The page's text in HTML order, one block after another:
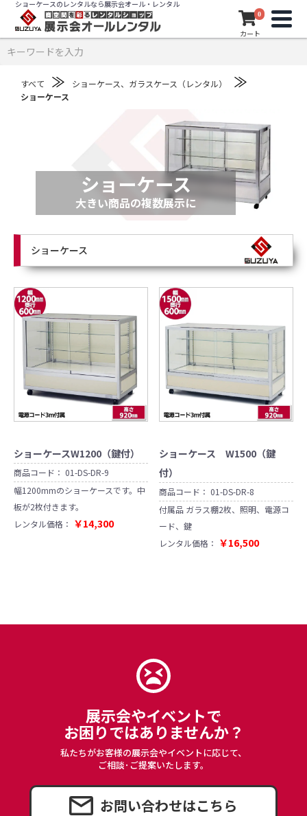
ショーケースのレンタルなら展示会オール・レンタル
0
カート
すべて ≫ ショーケース、ガラスケース（レンタル） ≫
ショーケース
ショーケース
大きい商品の複数展示に
ショーケース
ショーケースW1200（鍵付）
商品コード： 01-DS-DR-9
幅1200mmのショーケースです。中
板が2枚付きます。
レンタル価格： ￥14,300
ショーケース W1500（鍵
付）
商品コード： 01-DS-DR-8
付属品 ガラス棚2枚、照明、電源コ
ード、鍵
レンタル価格： ￥16,500
展示会やイベントで
お困りではありませんか？
私たちがお客様の展示会やイベントに応じて、
ご相談･ご提案いたします。
お問い合わせはこちら